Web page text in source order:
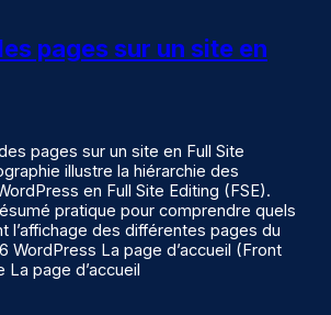
pages sur un site en
pages sur un site en Full Site
illustre la hiérarchie des
en Full Site Editing (FSE).
pratique pour comprendre quels
l’affichage des différentes pages du
WordPress La page d’accueil (Front
page d’accueil